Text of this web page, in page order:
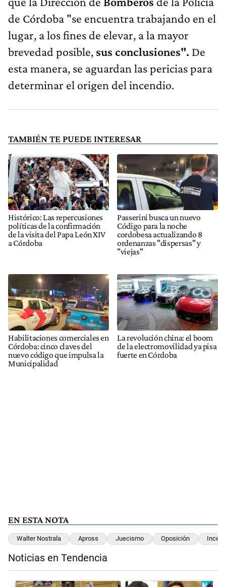
de Córdoba "se encuentra trabajando en el
lugar, a los fines de elevar, a la mayor
brevedad posible, sus conclusiones". De
esta manera, se aguardan las pericias para
determinar el origen del incendio.
TAMBIÉN TE PUEDE INTERESAR
Histórico: Las repercusiones
políticas de la confirmación
de la visita del Papa León XIV
a Córdoba
Passerini busca un nuevo
Código para la noche
cordobesa actualizando 8
ordenanzas "dispersas" y
"viejas"
Habilitaciones comerciales en
Córdoba: cinco claves del
nuevo código que impulsa la
Municipalidad
La revolución china: el boom
de la electromovilidad ya pisa
fuerte en Córdoba
EN ESTA NOTA
Walter Nostrala Apross Juecismo Oposición
Noticias en Tendencia
Un artículo de tendencia con el título "Qué queda de la ley de
Un artículo de tendencia con el